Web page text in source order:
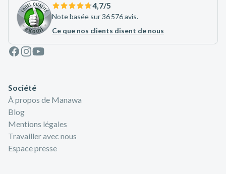
4,7/5
Note basée sur 36 576 avis.
Ce que nos clients disent de nous
Facebook
Instagram
Youtube
Société
À propos de Manawa
Blog
Mentions légales
Travailler avec nous
Espace presse